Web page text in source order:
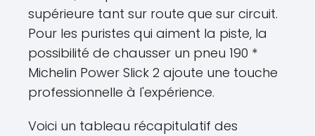
supérieure tant sur route que sur circuit.
Pour les puristes qui aiment la piste, la
possibilité de chausser un pneu 190 *
Michelin Power Slick 2 ajoute une touche
professionnelle à l'expérience.
Voici un tableau récapitulatif des